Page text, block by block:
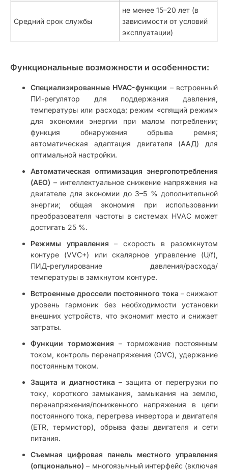
Средний срок службы
не менее 15–20 лет (в
зависимости от условий
эксплуатации)
Функциональные возможности и особенности:
Специализированные HVAC-функции – встроенный
ПИ-регулятор для поддержания давления,
температуры или расхода; режим «спящий режим»
для экономии энергии при малом потреблении;
функция обнаружения обрыва ремня;
автоматическая адаптация двигателя (ААД) для
оптимальной настройки.
Автоматическая оптимизация энергопотребления
(AEO) – интеллектуальное снижение напряжения на
двигателе для экономии до 3–5 % дополнительной
энергии; общая экономия при использовании
преобразователя частоты в системах HVAC может
достигать 25 %.
Режимы управления – скорость в разомкнутом
контуре (VVC+) или скалярное управление (U/f),
ПИД-регулирование давления/расхода/
температуры в замкнутом контуре.
Встроенные дроссели постоянного тока – снижают
уровень гармоник без необходимости установки
внешних устройств, что экономит место и снижает
затраты.
Функции торможения – торможение постоянным
током, контроль перенапряжения (OVC), удержание
постоянным током.
Защита и диагностика – защита от перегрузки по
току, короткого замыкания, замыкания на землю,
перенапряжения/пониженного напряжения в цепи
постоянного тока, перегрева инвертора и двигателя
(ETR, термистор), обрыва фазы двигателя и сети
питания.
Съемная цифровая панель местного управления
(опционально) – многоязычный интерфейс (включая